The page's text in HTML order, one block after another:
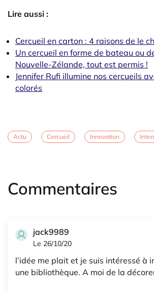
Lire aussi :
Cercueil en carton : 4 raisons de le
Un cercueil en forme de bateau ou
Nouvelle-Zélande, tout est permis !
Jennifer Rufi illumine nos cercueils
colorés
Actu Cercueil Innovation
Commentaires
jack9989
Le 26/10/20
l’idée me plait et je suis intéressé à
une bibliothèque. A moi de la